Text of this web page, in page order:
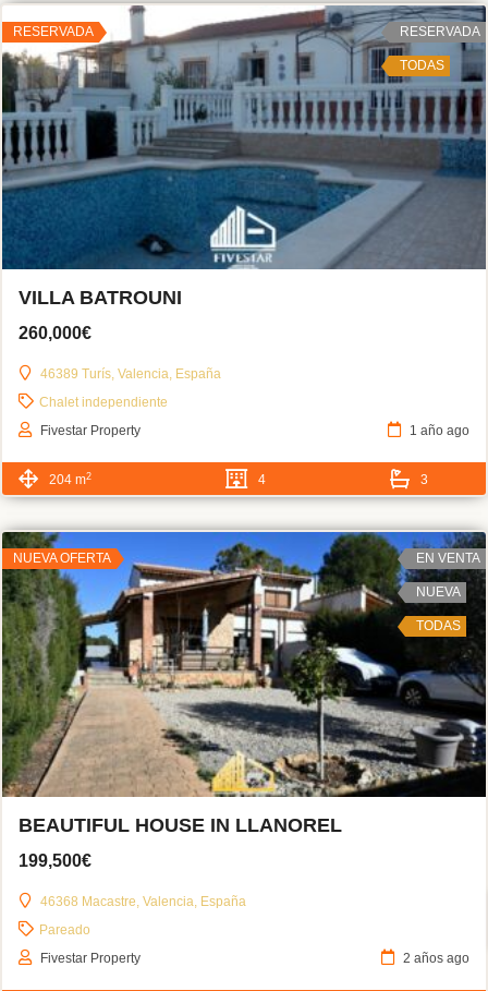
RESERVADA RESERVADA
TODAS
VILLA BATROUNI
260,000€
46389 Turís, Valencia, España
Chalet independiente
Fivestar Property
1 año ago
204 m2 4 3
NUEVA OFERTA EN VENTA
NUEVA
TODAS
BEAUTIFUL HOUSE IN LLANOREL
199,500€
46368 Macastre, Valencia, España
Pareado
Fivestar Property
2 años ago